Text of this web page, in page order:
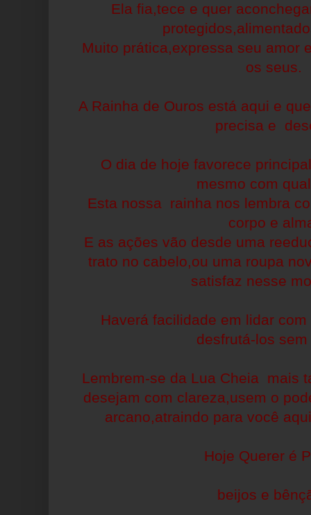
Ela fia,tece e quer
Muito prática,expressa seu amor
os seus.
A Rainha de Ouros está aqui e
precisa e
O dia de hoje favorece
mesmo com
Esta nossa rainha nos lembra
corpo e
E as ações vão desde uma
trato no cabelo,ou uma roupa
satisfaz nesse
Haverá facilidade em lidar
desfrutá-los
Lembrem-se da Lua Cheia mais
desejam com clareza,usem o
arcano,atraindo para você
Hoje Querer é
beijos e